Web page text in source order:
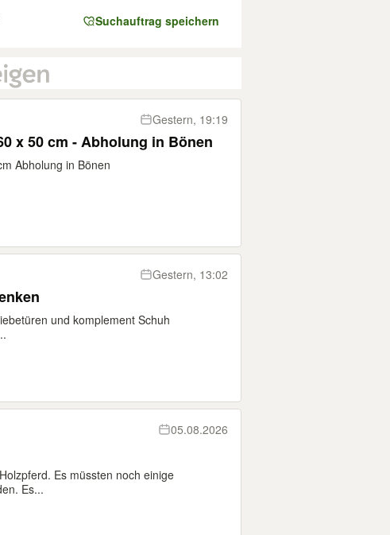
Suchauftrag speichern
Gestern, 19:19
x 50 cm - Abholung in Bönen
Abholung in Bönen
Gestern, 13:02
und komplement Schuh
05.08.2026
Es müssten noch einige
Es...